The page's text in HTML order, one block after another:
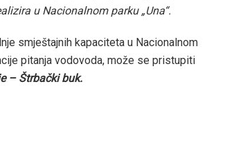
u Nacionalnom parku „Una“.
smještajnih kapaciteta u Nacionalnom
pitanja vodovoda, može se pristupiti
– Štrbački buk.